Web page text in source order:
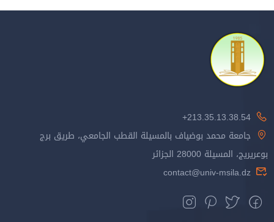
213.35.13.38.54+
جامعة محمد بوضياف بالمسيلة القطب الجامعي، طريق برج
بوعريريج، المسيلة 28000 الجزائر
contact@univ-msila.dz